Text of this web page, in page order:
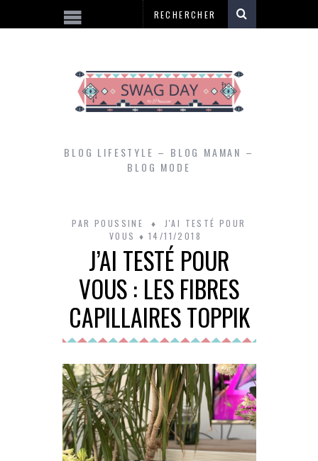
BLOG LIFESTYLE – BLOG MAMAN –
BLOG MODE
PAR POUSSINE
J'AI TESTÉ POUR
VOUS
14/11/2018
J’AI TESTÉ POUR
VOUS : LES FIBRES
CAPILLAIRES TOPPIK